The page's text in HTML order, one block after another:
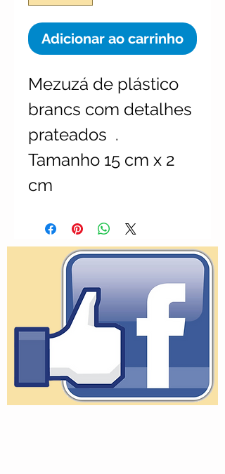
Adicionar ao carrinho
Mezuzá de plástico
brancs com detalhes
prateados  .
Tamanho 15 cm x 2
cm